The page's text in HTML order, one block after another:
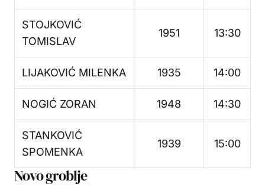
STOJKOVIĆ
TOMISLAV
1951 13:30
LIJAKOVIĆ MILENKA 1935 14:00
NOGIĆ ZORAN 1948 14:30
STANKOVIĆ
SPOMENKA
1939 15:00
Novo groblje